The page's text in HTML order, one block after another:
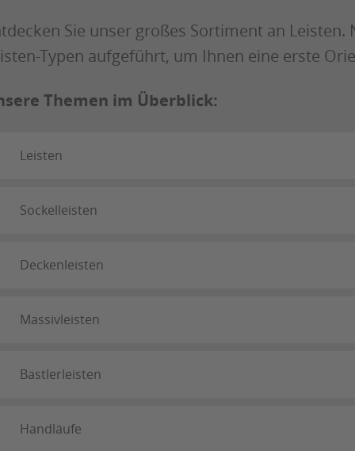
Sie unser großes Sortiment an
Typen aufgeführt, um Ihnen eine erste
Themen im Überblick:
Leisten
Sockelleisten
Deckenleisten
Massivleisten
Bastlerleisten
Handläufe